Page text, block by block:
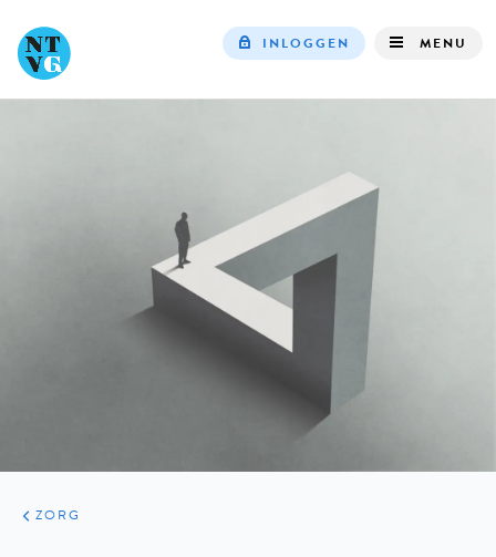
INLOGGEN MENU
ARTIKELEN
PERSPECTIEF
ZORG